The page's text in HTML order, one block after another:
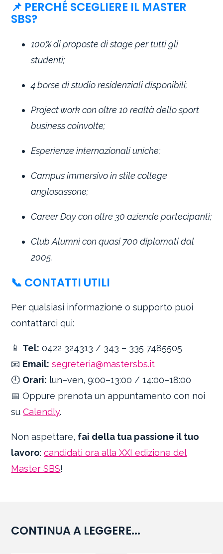
📌 PERCHÉ SCEGLIERE IL MASTER
SBS?
100% di proposte di stage per tutti gli
studenti;
4 borse di studio residenziali disponibili;
Project work con oltre 10 realtà dello sport
business coinvolte;
Esperienze internazionali uniche;
Campus immersivo in stile college
anglosassone;
Career Day con oltre 30 aziende partecipanti;
Club Alumni con quasi 700 diplomati dal
2005.
📞 CONTATTI UTILI
Per qualsiasi informazione o supporto puoi
contattarci qui:
📱 Tel: 0422 324313 / 343 – 335 7485505
📧 Email: segreteria@mastersbs.it
🕘 Orari: lun–ven, 9:00–13:00 / 14:00–18:00
📅 Oppure prenota un appuntamento con noi
suCalendly.
Non aspettare, fai della tua passione il tuo
lavoro:candidati ora alla XXI edizione del
Master SBS!
CONTINUA A LEGGERE...